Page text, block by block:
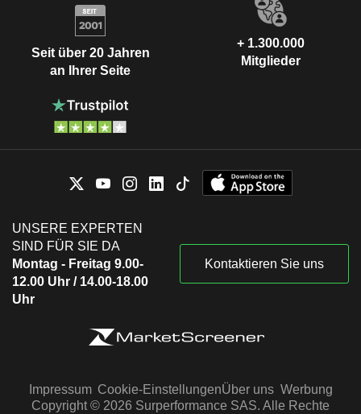
Seit über 20 Jahren
an Ihrer Seite
+ 1.300.000
Mitglieder
UNSERE EXPERTEN
SIND FÜR SIE DA
Montag - Freitag 9.00-
12.00 Uhr / 14.00-18.00
Uhr
Kontaktieren Sie uns
Impressum Cookie-EinstellungenÜber uns Werbung
Copyright © 2026 Surperformance SAS. Alle Rechte